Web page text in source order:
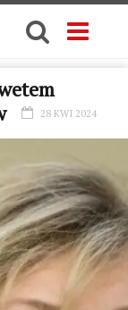
28 KWI 2024